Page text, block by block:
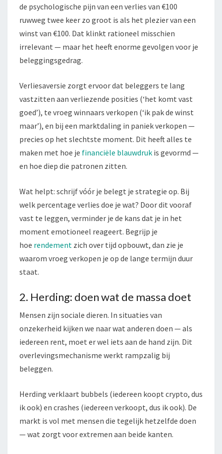
de psychologische pijn van een verlies van €100
ruwweg twee keer zo groot is als het plezier van een
winst van €100. Dat klinkt rationeel misschien
irrelevant — maar het heeft enorme gevolgen voor je
beleggingsgedrag.
Verliesaversie zorgt ervoor dat beleggers te lang
vastzitten aan verliezende posities (‘het komt vast
goed’), te vroeg winnaars verkopen (‘ik pak de winst
maar’), en bij een marktdaling in paniek verkopen —
precies op het slechtste moment. Dit heeft alles te
maken met hoe je financiële blauwdruk is gevormd —
en hoe diep die patronen zitten.
Wat helpt: schrijf vóór je belegt je strategie op. Bij
welk percentage verlies doe je wat? Door dit vooraf
vast te leggen, verminder je de kans dat je in het
moment emotioneel reageert. Begrijp je
hoe rendement zich over tijd opbouwt, dan zie je
waarom vroeg verkopen je op de lange termijn duur
staat.
2. Herding: doen wat de massa doet
Mensen zijn sociale dieren. In situaties van
onzekerheid kijken we naar wat anderen doen — als
iedereen rent, moet er wel iets aan de hand zijn. Dit
overlevingsmechanisme werkt rampzalig bij
beleggen.
Herding verklaart bubbels (iedereen koopt crypto, dus
ik ook) en crashes (iedereen verkoopt, dus ik ook). De
markt is vol met mensen die tegelijk hetzelfde doen
— wat zorgt voor extremen aan beide kanten.